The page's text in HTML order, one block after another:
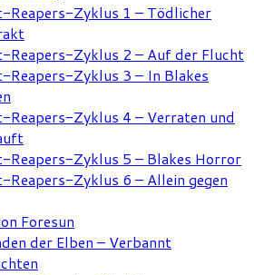
Reapers-Zyklus 1 – Tödlicher
Reapers-Zyklus 2 – Auf der Flucht
Reapers-Zyklus 3 – In Blakes
Reapers-Zyklus 4 – Verraten und
Reapers-Zyklus 5 – Blakes Horror
Reapers-Zyklus 6 – Allein gegen
Foresun
der Elben – Verbannt